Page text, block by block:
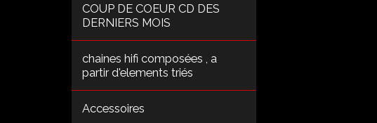
COUP DE COEUR CD DES
DERNIERS MOIS
chaines hifi composées , a
partir d'elements triés
Accessoires